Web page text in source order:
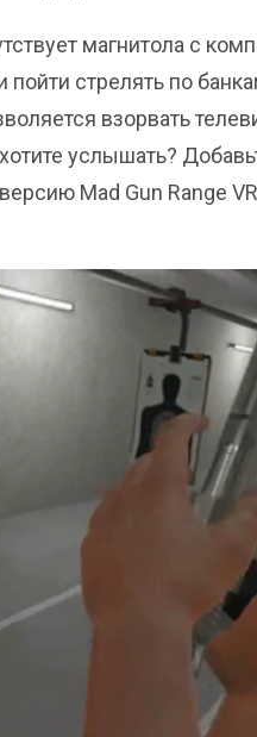
магнитола с
стрелять по
взорвать
услышать?
Mad Gun Range